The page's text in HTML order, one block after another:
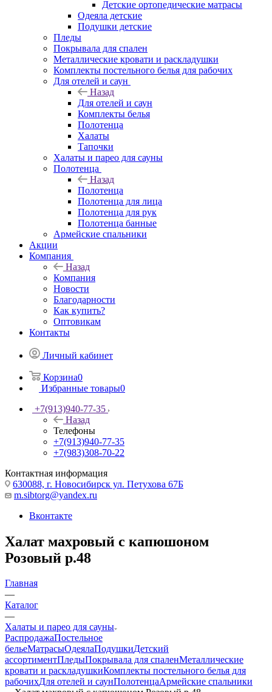
Детские ортопедические матрасы
Одеяла детские
Подушки детские
Пледы
Покрывала для спален
Металлические кровати и раскладушки
Комплекты постельного белья для рабочих
Для отелей и саун
Назад
Для отелей и саун
Комплекты белья
Полотенца
Халаты
Тапочки
Халаты и парео для сауны
Полотенца
Назад
Полотенца
Полотенца для лица
Полотенца для рук
Полотенца банные
Армейские спальники
Акции
Компания
Назад
Компания
Новости
Благодарности
Как купить?
Оптовикам
Контакты
Личный кабинет
Корзина0
Избранные товары0
+7(913)940-77-35
Назад
Телефоны
+7(913)940-77-35
+7(983)308-70-22
Контактная информация
630088, г. Новосибирск ул. Петухова 67Б
m.sibtorg@yandex.ru
Вконтакте
Халат махровый с капюшоном
Розовый р.48
Главная
—
Каталог
—
Халаты и парео для сауны
РаспродажаПостельное
бельеМатрасыОдеялаПодушкиДетский
ассортиментПледыПокрывала для спаленМеталлические
кровати и раскладушкиКомплекты постельного белья для
рабочихДля отелей и саунПолотенцаАрмейские спальники